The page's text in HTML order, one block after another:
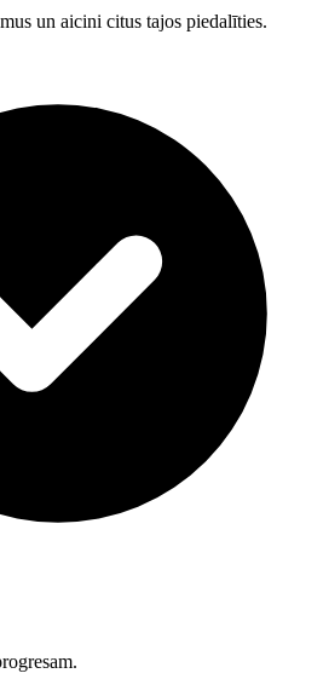
un aicini citus tajos piedalīties.